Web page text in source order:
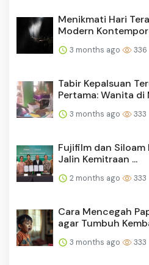
Menikmati Hari
Modern
3 months ago 336
Tabir Kepalsuan
Pertama: Wanita di
3 months ago 333
Fujifilm dan
Jalin Kemitraan ...
2 months ago 333
Cara Mencegah
agar Tumbuh
3 months ago 333